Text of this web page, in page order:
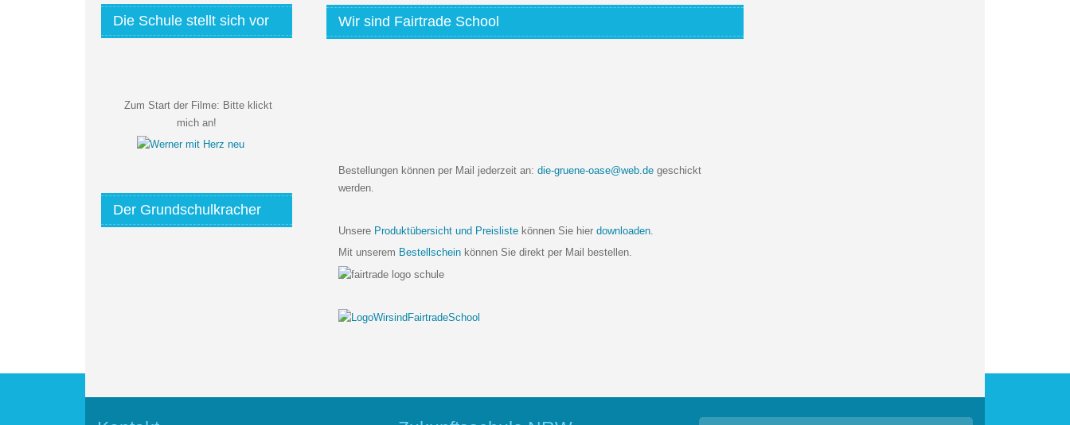
Wir sind Fairtrade School
Bestellungen können per Mail jederzeit an:die-gruene-oase@web.de geschickt
werden.
Unsere Produktübersicht und Preisliste können Sie hierdownloaden.
Mit unserem Bestellschein können Sie direkt per Mail bestellen.
Die Schule stellt sich vor
Zum Start der Filme: Bitte klickt
mich an!
Der Grundschulkracher